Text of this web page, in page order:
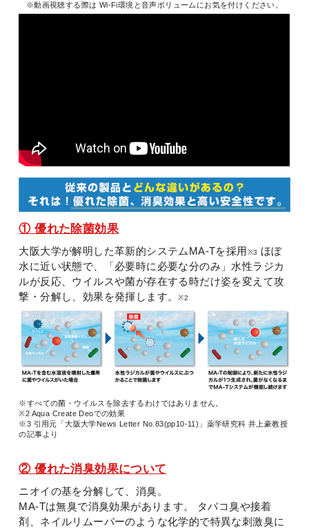
※動画視聴する際は Wi-Fi環境と音声ボリュームにお気を付けください。
① 優れた除菌効果
大阪大学が解明した革新的システムMA-Tを採用※3 ほぼ
水に近い状態で、「必要時に必要な分のみ」水性ラジカ
ルが反応、 ウイルスや菌が存在する時だけ姿を変えて攻
撃・分解し、効果を発揮します。※2
※すべての菌・ウイルスを除去するわけではありません。
※2 Aqua Create Deoでの効果
※3 引用元「大阪大学News Letter No.83(pp10-11)」薬学研究科 井上豪教授
の記事より
② 優れた消臭効果について
ニオイの基を分解して、消臭。
MA-Tは無臭で消臭効果があります。
タバコ臭や接着
剤、ネイルリムーバーのような化学的で特異な刺激臭に